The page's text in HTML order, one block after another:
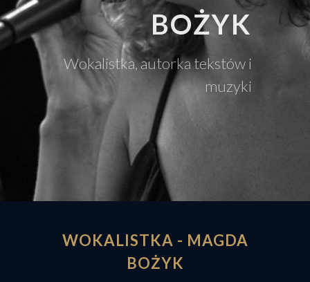
BOŻYK
Wokalistka, autorka tekstów i
muzyki
WOKALISTKA - MAGDA
BOŻYK